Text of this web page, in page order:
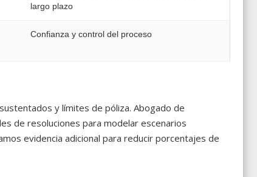
largo plazo
Confianza y control del proceso
y límites de póliza. Abogado de
de resoluciones para modelar escenarios
evidencia adicional para reducir porcentajes de